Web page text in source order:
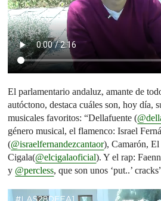
El parlamentario andaluz, amante de
autóctono, destaca cuáles son, hoy día,
musicales favoritos: “Dellafuente (
género musical, el flamenco: Israel
(@israelfernandezcantaor), Camarón, El
Cigala(@elcigalaoficial). Y el rap:
y @percless, que son unos ‘put..’